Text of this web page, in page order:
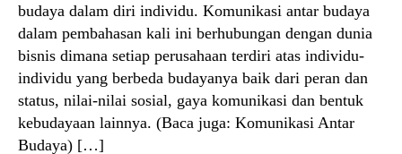
budaya dalam diri individu. Komunikasi antar budaya
dalam pembahasan kali ini berhubungan dengan dunia
bisnis dimana setiap perusahaan terdiri atas individu-
individu yang berbeda budayanya baik dari peran dan
status, nilai-nilai sosial, gaya komunikasi dan bentuk
kebudayaan lainnya. (Baca juga: Komunikasi Antar
Budaya) […]